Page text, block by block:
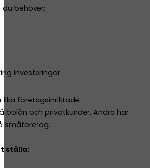
du behöver:
investeringar
lika företagsinriktade.
bolån och privatkunder. Andra har
småföretag.
ställa: